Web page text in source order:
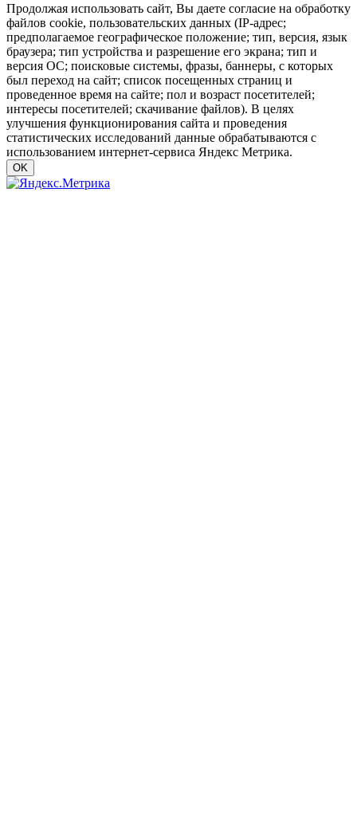
Продолжая использовать сайт, Вы даете согласие на обработку
файлов cookie, пользовательских данных (IP-адрес;
предполагаемое географическое положение; тип, версия, язык
браузера; тип устройства и разрешение его экрана; тип и
версия ОС; поисковые системы, фразы, баннеры, с которых
был переход на сайт; список посещенных страниц и
проведенное время на сайте; пол и возраст посетителей;
интересы посетителей; скачивание файлов). В целях
улучшения функционирования сайта и проведения
статистических исследований данные обрабатываются с
использованием интернет-сервиса Яндекс Метрика.
OK